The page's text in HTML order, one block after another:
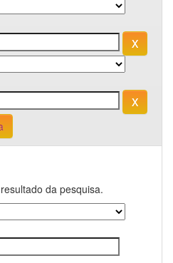
da pesquisa.